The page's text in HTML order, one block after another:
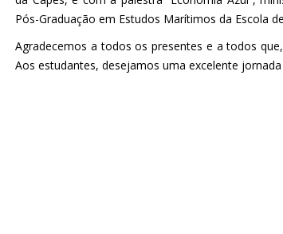
Pós-Graduação em Estudos Marítimos da Escola
Agradecemos a todos os presentes e a todos
Aos estudantes, desejamos uma excelente